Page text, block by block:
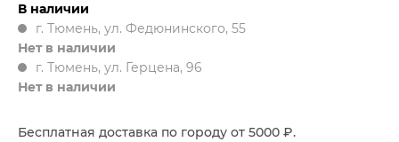
В наличии
г. Тюмень, ул. Федюнинского, 55
Нет в наличии
г. Тюмень, ул. Герцена, 96
Нет в наличии
Бесплатная доставка по городу от 5000 ₽.